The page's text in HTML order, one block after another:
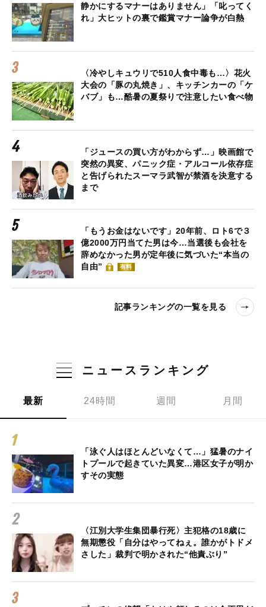
静かにするマナーはありません」「叱ってく
れ」大ヒットの裏で鑑賞マナー論争が白熱
〈冷やしキュウリで510人食中毒も…〉花火
大会の「豚の丸焼き」、キッチンカーの「ケ
バブ」も…酷暑の夏祭りで注意したい食べ物
「ジュースの買い方がわからず…」映画館で
突然の異変、パニック症・アルコール依存症
と告げられたスーマラ武智が禁酒を決意する
まで
「もうお金はないです」20年前、ロト6で３
億2000万円当てた男は今…当選後も会社を
辞めなかった男が定年後に気づいた“本当の
自由”
有料
記事ランキングの一覧を見る
ニュースランキング
最新 24時間 週間 月間
「泳ぐ人はほとんどいなくて…」猛暑のナイ
トプールで起きていた異変…港区女子が明か
すその実態
〈江別大学生集団暴行死〉主犯格の18歳に
無期懲役「自分はやってねぇ。誰かがトドメ
さした」裁判で明かされた“他責ぶり”